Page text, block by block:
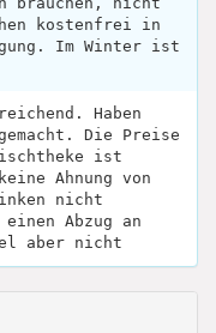
kostenfrei in
Im Winter ist
Haben
Die Preise
ist
Ahnung von
nicht
Abzug an
aber nicht